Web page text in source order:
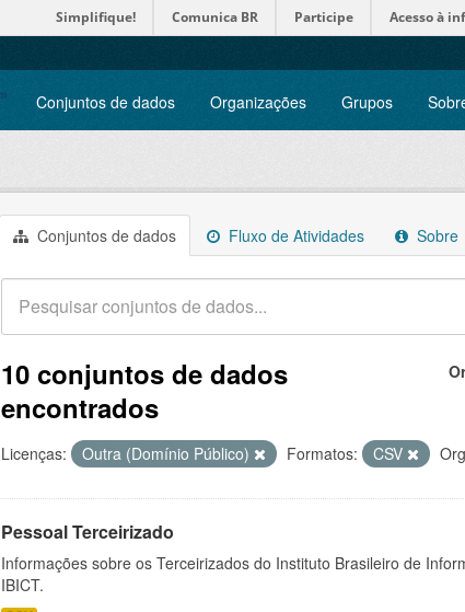
Simplifique! Comunica BR Participe Acesso à
Conjuntos de dados Organizações Grupos
Conjuntos de dados Fluxo de Atividades Sobre
10 conjuntos de dados
encontrados
Licenças: Outra (Domínio Público) Formatos: CSV
Pessoal Terceirizado
Informações sobre os Terceirizados do Instituto Brasileiro de
IBICT.